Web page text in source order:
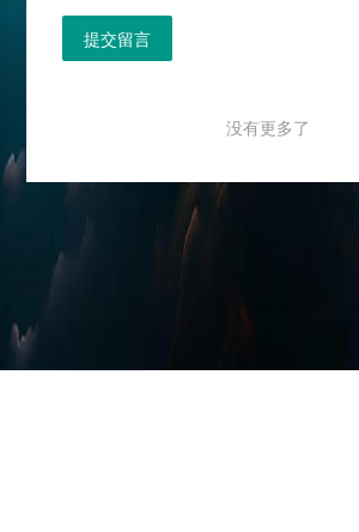
提交留言
没有更多了